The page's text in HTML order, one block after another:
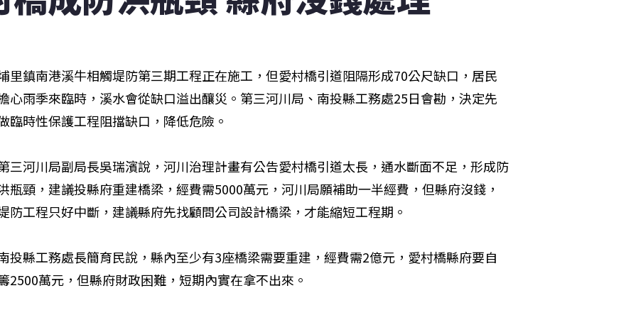
里鎮南港溪牛相觸堤防第三期工程正在施工，但愛村橋引道阻隔形成70公尺缺口，居民
心雨季來臨時，溪水會從缺口溢出釀災。第三河川局、南投縣工務處25日會勘，決定先
臨時性保護工程阻擋缺口，降低危險。
三河川局副局長吳瑞濱說，河川治理計畫有公告愛村橋引道太長，通水斷面不足，形成防
瓶頸，建議投縣府重建橋梁，經費需5000萬元，河川局願補助一半經費，但縣府沒錢，
防工程只好中斷，建議縣府先找顧問公司設計橋梁，才能縮短工程期。
投縣工務處長簡育民說，縣內至少有3座橋梁需要重建，經費需2億元，愛村橋縣府要自
2500萬元，但縣府財政困難，短期內實在拿不出來。